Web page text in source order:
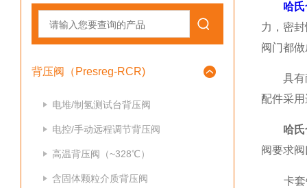
背压阀（Presreg-RCR)
电堆/制氢测试台背压阀
电控/手动远程调节背压阀
高温背压阀（~328℃）
含固体颗粒介质背压阀
哈
力，密
阀门都
具有耐
配件采
哈
阀要求
卡套针